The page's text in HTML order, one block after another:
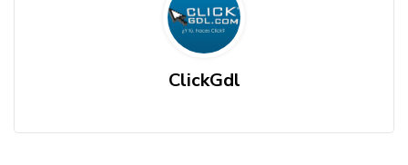
ClickGdl